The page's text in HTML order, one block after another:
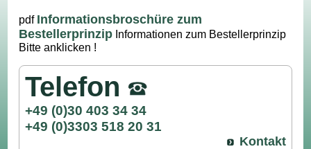
pdf Informationsbroschüre zum
Bestellerprinzip Informationen zum Bestellerprinzip
Bitte anklicken !
Telefon
+49 (0)30 403 34 34
+49 (0)3303 518 20 31
Kontakt